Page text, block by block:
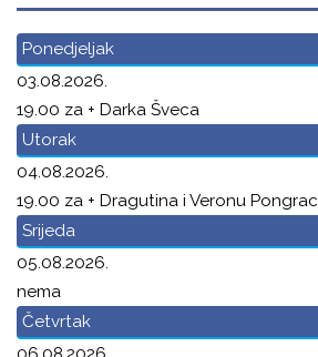
Ponedjeljak
03.08.2026.
19.00 za + Darka Šveca
Utorak
04.08.2026.
19.00 za + Dragutina i Veronu Pongrac
Srijeda
05.08.2026.
nema
Četvrtak